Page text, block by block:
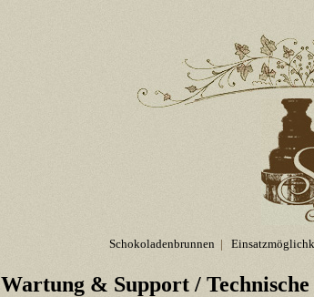
Schokoladenbrunnen |
Wartung & Support /